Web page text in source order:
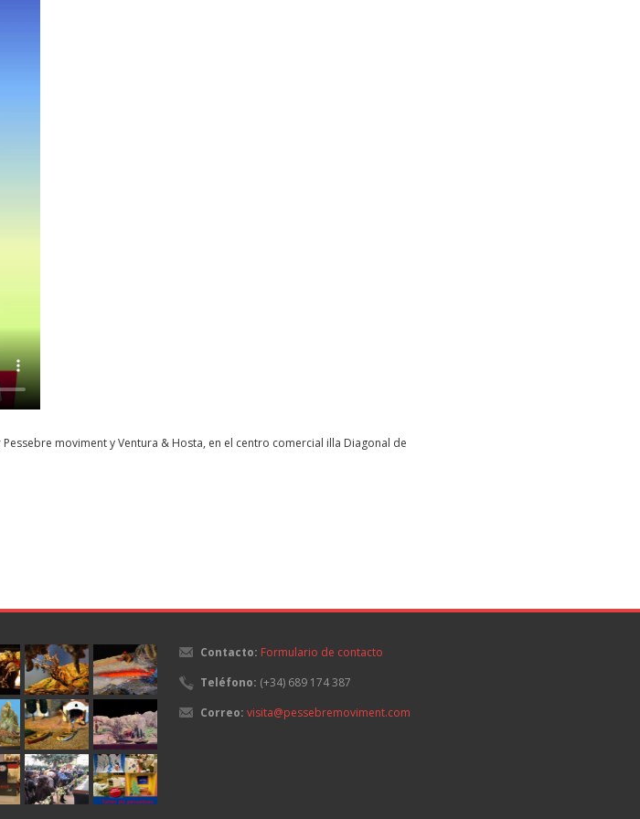
moviment y Ventura & Hosta, en el centro comercial illa Diagonal de
Contacto: Formulario de contacto
Teléfono: (+34) 689 174 387
Correo: visita@pessebremoviment.com